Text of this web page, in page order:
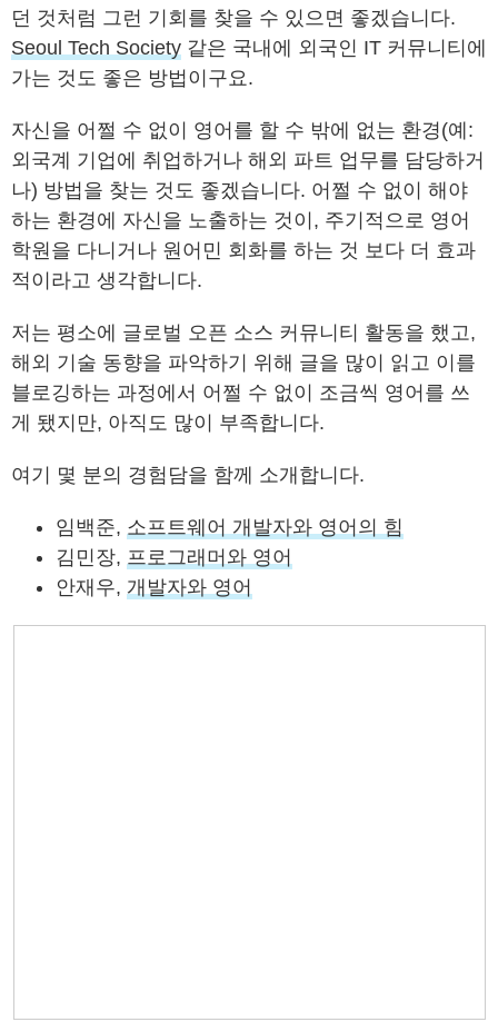
던 것처럼 그런 기회를 찾을 수 있으면 좋겠습니다.
Seoul Tech Society 같은 국내에 외국인 IT 커뮤니티에
가는 것도 좋은 방법이구요.
자신을 어쩔 수 없이 영어를 할 수 밖에 없는 환경(예:
외국계 기업에 취업하거나 해외 파트 업무를 담당하거
나) 방법을 찾는 것도 좋겠습니다. 어쩔 수 없이 해야
하는 환경에 자신을 노출하는 것이, 주기적으로 영어
학원을 다니거나 원어민 회화를 하는 것 보다 더 효과
적이라고 생각합니다.
저는 평소에 글로벌 오픈 소스 커뮤니티 활동을 했고,
해외 기술 동향을 파악하기 위해 글을 많이 읽고 이를
블로깅하는 과정에서 어쩔 수 없이 조금씩 영어를 쓰
게 됐지만, 아직도 많이 부족합니다.
여기 몇 분의 경험담을 함께 소개합니다.
임백준, 소프트웨어 개발자와 영어의 힘
김민장, 프로그래머와 영어
안재우, 개발자와 영어